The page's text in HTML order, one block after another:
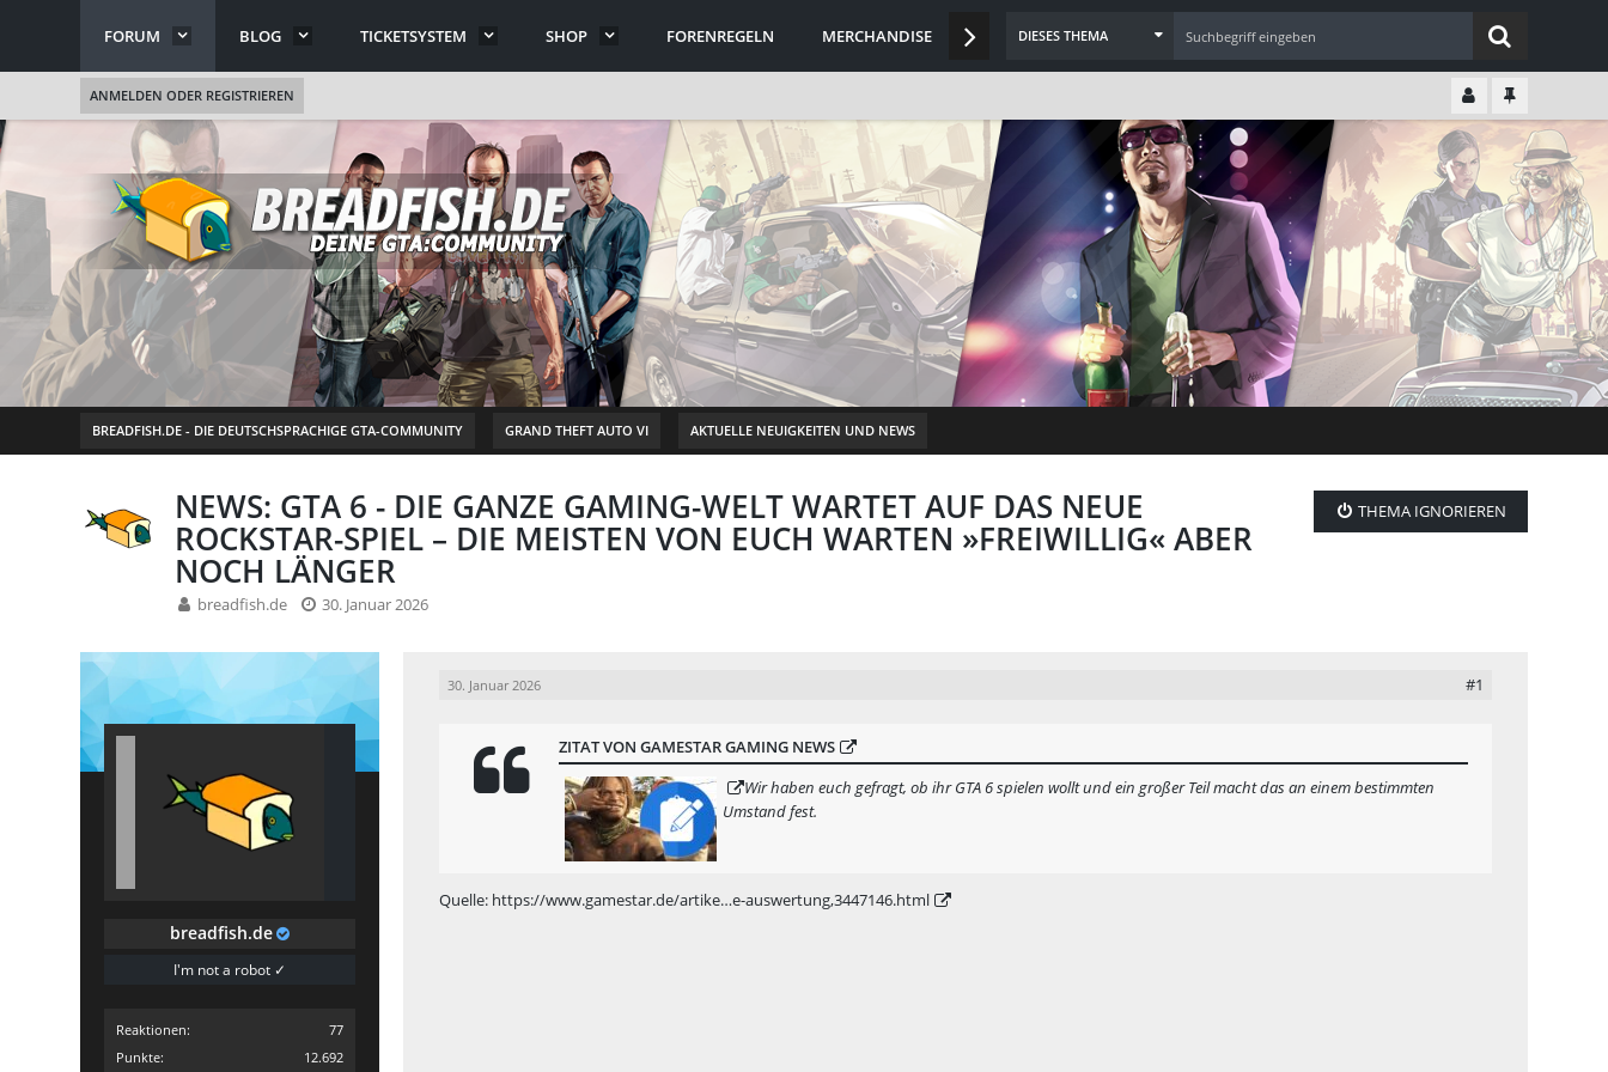
FORUM BLOG TICKETSYSTEM SHOP FORENREGELN MERCHANDISE DISCORDDIESES THEMA
ANMELDEN ODER REGISTRIEREN
BREADFISH.DE - DIE DEUTSCHSPRACHIGE GTA-COMMUNITY GRAND THEFT AUTO VI AKTUELLE NEUIGKEITEN UND NEWS
NEWS: GTA 6 - DIE GANZE GAMING-WELT WARTET AUF DAS NEUE
ROCKSTAR-SPIEL – DIE MEISTEN VON EUCH WARTEN »FREIWILLIG« ABER
NOCH LÄNGER
breadfish.de 30. Januar 2026
THEMA IGNORIEREN
breadfish.de
I'm not a robot ✓
Reaktionen
77
Punkte
12.692
30. Januar 2026 #1
ZITAT VON GAMESTAR GAMING NEWS
Wir haben euch gefragt, ob ihr GTA 6 spielen wollt und ein großer Teil macht das an einem bestimmten
Umstand fest.
Quelle: https://www.gamestar.de/artike…e-auswertung,3447146.html